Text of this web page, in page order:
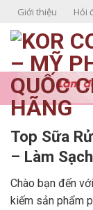
Skip
content
Giới thiệu Hỏi
Top Sữa
– Làm
Chào bạn đến
kiếm sản phẩm